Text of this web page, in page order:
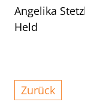
Angelika
Held
Zurück